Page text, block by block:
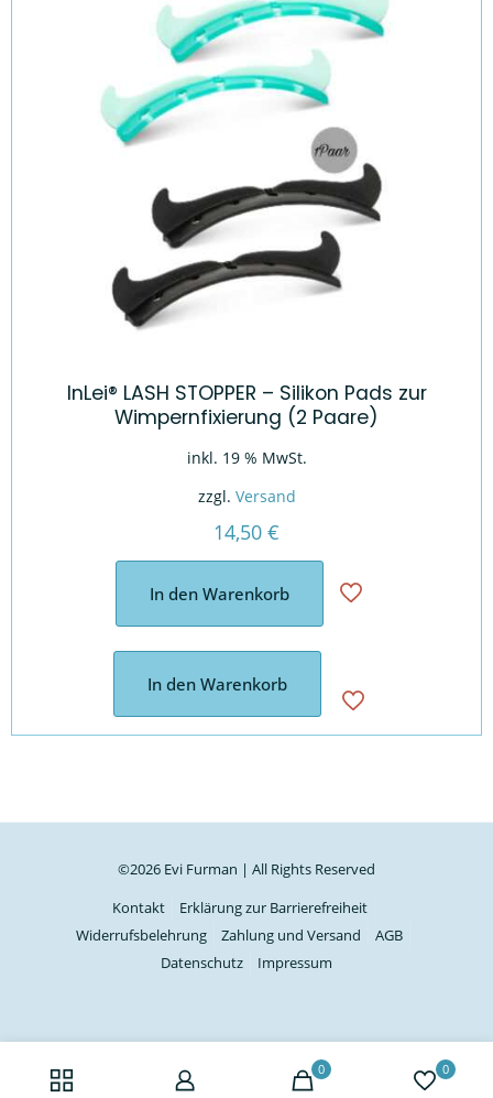
InLei® LASH STOPPER – Silikon Pads zur
Wimpernfixierung (2 Paare)
inkl. 19 % MwSt.
zzgl. Versand
14,50 €
In den Warenkorb
In den Warenkorb
©2026 Evi Furman | All Rights Reserved
Kontakt
Erklärung zur Barrierefreiheit
Widerrufsbelehrung
Zahlung und Versand
AGB
Datenschutz
Impressum
0 0